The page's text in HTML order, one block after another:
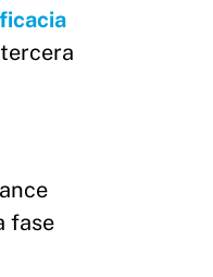
fase